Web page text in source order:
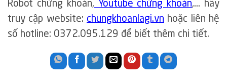
Robot chứng khoán, Youtube chứng khoán,… hãy
truy cập website: chungkhoanlagi.vn hoặc liên hệ
số hotline: 0372.095.129 để biết thêm chi tiết.